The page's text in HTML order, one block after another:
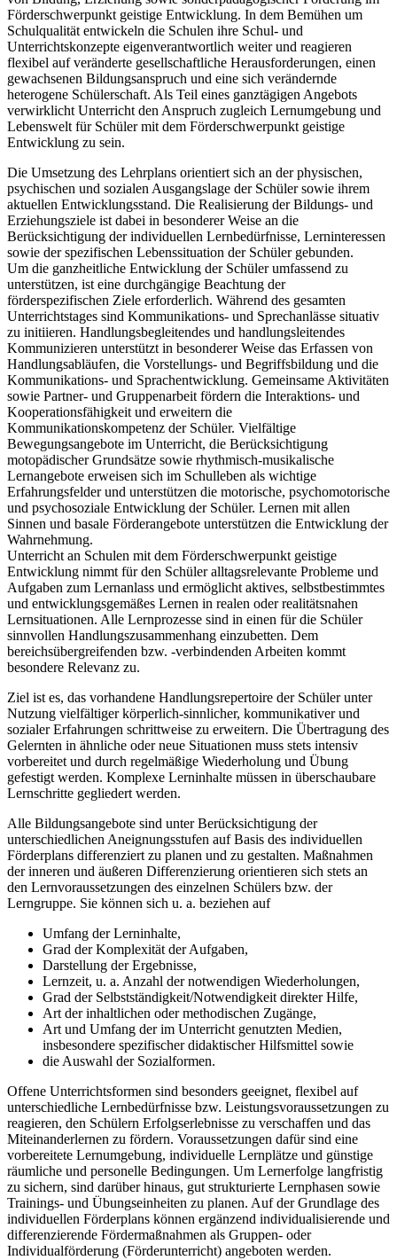
Förderschwerpunkt geistige Entwicklung. In dem Bemühen um
Schulqualität entwickeln die Schulen ihre Schul- und
Unterrichtskonzepte eigenverantwortlich weiter und reagieren
flexibel auf veränderte gesellschaftliche Herausforderungen, einen
gewachsenen Bildungsanspruch und eine sich verändernde
heterogene Schülerschaft. Als Teil eines ganztägigen Angebots
verwirklicht Unterricht den Anspruch zugleich Lernumgebung und
Lebenswelt für Schüler mit dem Förderschwerpunkt geistige
Entwicklung zu sein.
Die Umsetzung des Lehrplans orientiert sich an der physischen,
psychischen und sozialen Ausgangslage der Schüler sowie ihrem
aktuellen Entwicklungsstand. Die Realisierung der Bildungs- und
Erziehungsziele ist dabei in besonderer Weise an die
Berücksichtigung der individuellen Lernbedürfnisse, Lerninteressen
sowie der spezifischen Lebenssituation der Schüler gebunden.
Um die ganzheitliche Entwicklung der Schüler umfassend zu
unterstützen, ist eine durchgängige Beachtung der
förderspezifischen Ziele erforderlich. Während des gesamten
Unterrichtstages sind Kommunikations- und Sprechanlässe situativ
zu initiieren. Handlungsbegleitendes und handlungsleitendes
Kommunizieren unterstützt in besonderer Weise das Erfassen von
Handlungsabläufen, die Vorstellungs- und Begriffsbildung und die
Kommunikations- und Sprachentwicklung. Gemeinsame Aktivitäten
sowie Partner- und Gruppenarbeit fördern die Interaktions- und
Kooperationsfähigkeit und erweitern die
Kommunikationskompetenz der Schüler. Vielfältige
Bewegungsangebote im Unterricht, die Berücksichtigung
motopädischer Grundsätze sowie rhythmisch-musikalische
Lernangebote erweisen sich im Schulleben als wichtige
Erfahrungsfelder und unterstützen die motorische, psychomotorische
und psychosoziale Entwicklung der Schüler. Lernen mit allen
Sinnen und basale Förderangebote unterstützen die Entwicklung der
Wahrnehmung.
Unterricht an Schulen mit dem Förderschwerpunkt geistige
Entwicklung nimmt für den Schüler alltagsrelevante Probleme und
Aufgaben zum Lernanlass und ermöglicht aktives, selbstbestimmtes
und entwicklungsgemäßes Lernen in realen oder realitätsnahen
Lernsituationen. Alle Lernprozesse sind in einen für die Schüler
sinnvollen Handlungszusammenhang einzubetten. Dem
bereichsübergreifenden bzw. -verbindenden Arbeiten kommt
besondere Relevanz zu.
Ziel ist es, das vorhandene Handlungsrepertoire der Schüler unter
Nutzung vielfältiger körperlich-sinnlicher, kommunikativer und
sozialer Erfahrungen schrittweise zu erweitern. Die Übertragung des
Gelernten in ähnliche oder neue Situationen muss stets intensiv
vorbereitet und durch regelmäßige Wiederholung und Übung
gefestigt werden. Komplexe Lerninhalte müssen in überschaubare
Lernschritte gegliedert werden.
Alle Bildungsangebote sind unter Berücksichtigung der
unterschiedlichen Aneignungsstufen auf Basis des individuellen
Förderplans differenziert zu planen und zu gestalten. Maßnahmen
der inneren und äußeren Differenzierung orientieren sich stets an
den Lernvoraussetzungen des einzelnen Schülers bzw. der
Lerngruppe. Sie können sich u. a. beziehen auf
Umfang der Lerninhalte,
Grad der Komplexität der Aufgaben,
Darstellung der Ergebnisse,
Lernzeit, u. a. Anzahl der notwendigen Wiederholungen,
Grad der Selbstständigkeit/Notwendigkeit direkter Hilfe,
Art der inhaltlichen oder methodischen Zugänge,
Art und Umfang der im Unterricht genutzten Medien,
insbesondere spezifischer didaktischer Hilfsmittel sowie
die Auswahl der Sozialformen.
Offene Unterrichtsformen sind besonders geeignet, flexibel auf
unterschiedliche Lernbedürfnisse bzw. Leistungsvoraussetzungen zu
reagieren, den Schülern Erfolgserlebnisse zu verschaffen und das
Miteinanderlernen zu fördern. Voraussetzungen dafür sind eine
vorbereitete Lernumgebung, individuelle Lernplätze und günstige
räumliche und personelle Bedingungen. Um Lernerfolge langfristig
zu sichern, sind darüber hinaus, gut strukturierte Lernphasen sowie
Trainings- und Übungseinheiten zu planen. Auf der Grundlage des
individuellen Förderplans können ergänzend individualisierende und
differenzierende Fördermaßnahmen als Gruppen- oder
Individualförderung (Förderunterricht) angeboten werden.